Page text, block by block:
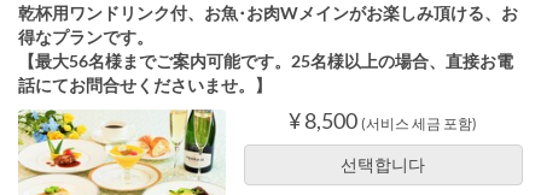
乾杯用ワンドリンク付、お魚･お肉Wメインがお楽しみ頂ける、お
得なプランです。
【最大56名様までご案内可能です。25名様以上の場合、直接お電
話にてお問合せくださいませ。】
¥ 8,500 (서비스 세금 포함)
선택합니다